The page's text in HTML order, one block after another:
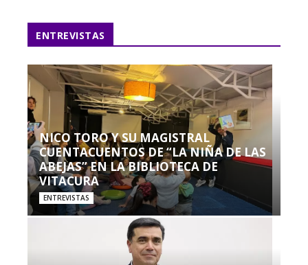
ENTREVISTAS
NICO TORO Y SU MAGISTRAL
CUENTACUENTOS DE “LA NIÑA DE LAS
ABEJAS” EN LA BIBLIOTECA DE
VITACURA
ENTREVISTAS